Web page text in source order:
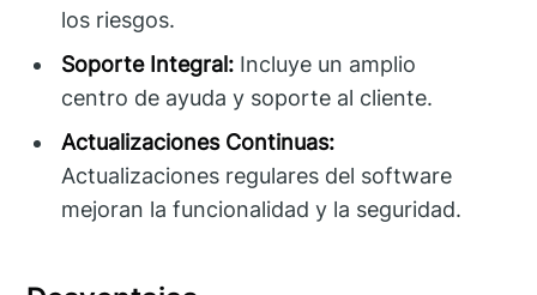
los riesgos.
Soporte Integral: Incluye un amplio
centro de ayuda y soporte al cliente.
Actualizaciones Continuas:
Actualizaciones regulares del software
mejoran la funcionalidad y la seguridad.